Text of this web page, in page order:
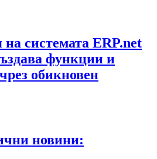
на системата ERP.net
функции и
обикновен
новини: